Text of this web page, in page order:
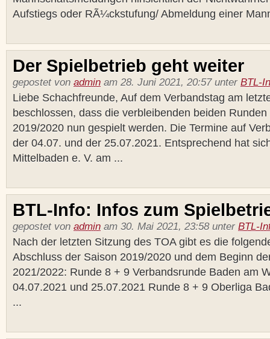
Aufstiegs oder RÃ¼ckstufung/ Abmeldung einer
Der Spielbetrieb geht weiter
gepostet von admin am 28. Juni 2021, 20:57 unter BTL-
Liebe Schachfreunde, Auf dem Verbandstag am
beschlossen, dass die verbleibenden beiden
2019/2020 nun gespielt werden. Die Termine auf
der 04.07. und der 25.07.2021. Entsprechend hat
Mittelbaden e. V. am ...
BTL-Info: Infos zum
gepostet von admin am 30. Mai 2021, 23:58 unter BTL-
Nach der letzten Sitzung des TOA gibt es die
Abschluss der Saison 2019/2020 und dem Beginn
2021/2022: Runde 8 + 9 Verbandsrunde Baden am
04.07.2021 und 25.07.2021 Runde 8 + 9 Oberliga
...